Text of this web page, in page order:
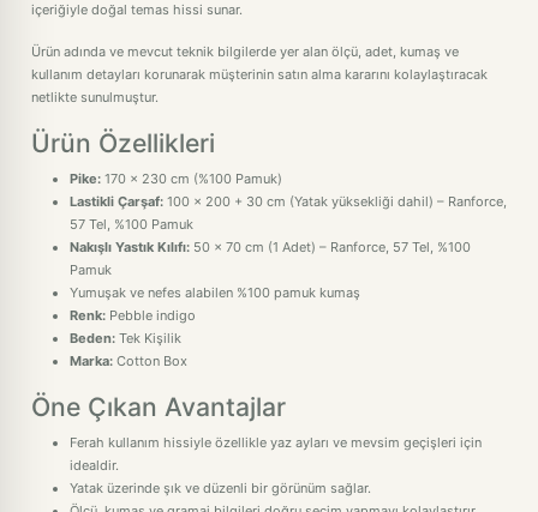
içeriğiyle doğal temas hissi sunar.
Ürün adında ve mevcut teknik bilgilerde yer alan ölçü, adet, kumaş ve
kullanım detayları korunarak müşterinin satın alma kararını kolaylaştıracak
netlikte sunulmuştur.
Ürün Özellikleri
Pike: 170 x 230 cm (%100 Pamuk)
Lastikli Çarşaf: 100 x 200 + 30 cm (Yatak yüksekliği dahil) – Ranforce,
57 Tel, %100 Pamuk
Nakışlı Yastık Kılıfı: 50 x 70 cm (1 Adet) – Ranforce, 57 Tel, %100
Pamuk
Yumuşak ve nefes alabilen %100 pamuk kumaş
Renk: Pebble indigo
Beden: Tek Kişilik
Marka: Cotton Box
Öne Çıkan Avantajlar
Ferah kullanım hissiyle özellikle yaz ayları ve mevsim geçişleri için
idealdir.
Yatak üzerinde şık ve düzenli bir görünüm sağlar.